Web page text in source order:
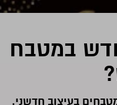
במטבח
בעיצוב חדשני.